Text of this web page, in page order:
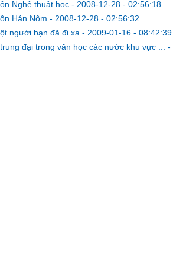
Nghệ thuật học - 2008-12-28 - 02:56:18
Hán Nôm - 2008-12-28 - 02:56:32
người bạn đã đi xa - 2009-01-16 - 08:42:39
đại trong văn học các nước khu vực ... -